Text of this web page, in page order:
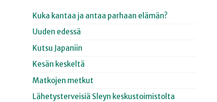
Kuka kantaa ja antaa parhaan elämän?
Uuden edessä
Kutsu Japaniin
Kesän keskeltä
Matkojen metkut
Lähetysterveisiä Sleyn keskustoimistolta